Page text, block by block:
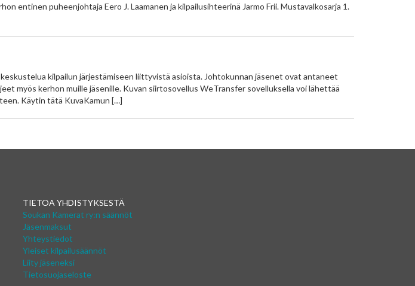
entinen puheenjohtaja Eero J. Laamanen ja kilpailusihteerinä Jarmo Frii. Mustavalkosarja 1.
kilpailun järjestämiseen liittyvistä asioista. Johtokunnan jäsenet ovat antaneet
myös kerhon muille jäsenille. Kuvan siirtosovellus WeTransfer sovelluksella voi lähettää
Käytin tätä KuvaKamun […]
TIETOA YHDISTYKSESTÄ
Soukan Kamerat ry:n säännöt
Jäsenmaksut
Yhteystiedot
Yleiset kilpailusäännöt
Liity jäseneksi
Tietosuojaseloste